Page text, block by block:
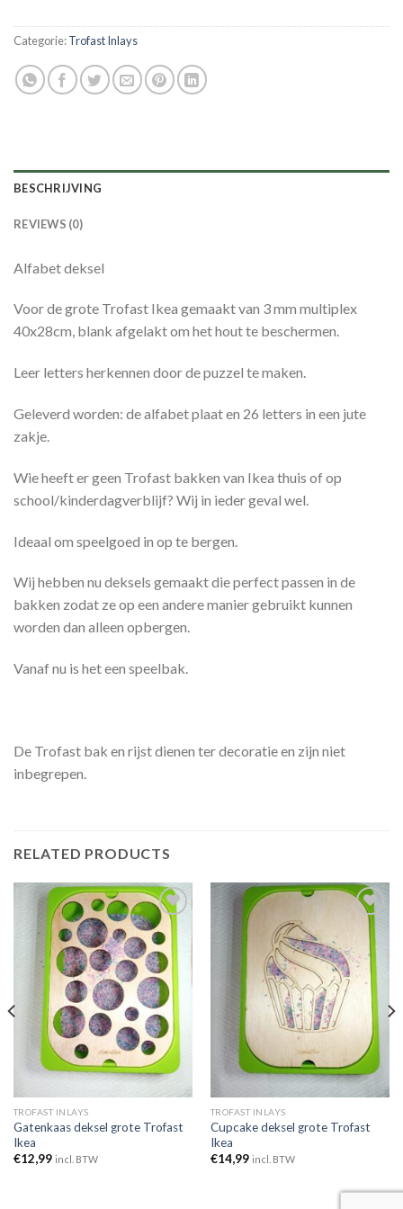
Categorie:Trofast Inlays
BESCHRIJVING
REVIEWS (0)
Alfabet deksel
Voor de grote Trofast Ikea gemaakt van 3 mm multiplex
40x28cm, blank afgelakt om het hout te beschermen.
Leer letters herkennen door de puzzel te maken.
Geleverd worden: de alfabet plaat en 26 letters in een jute
zakje.
Wie heeft er geen Trofast bakken van Ikea thuis of op
school/kinderdagverblijf? Wij in ieder geval wel.
Ideaal om speelgoed in op te bergen.
Wij hebben nu deksels gemaakt die perfect passen in de
bakken zodat ze op een andere manier gebruikt kunnen
worden dan alleen opbergen.
Vanaf nu is het een speelbak.
De Trofast bak en rijst dienen ter decoratie en zijn niet
inbegrepen.
RELATED PRODUCTS
Toevoegen
aan
verlanglijst
TROFAST INLAYS
Gatenkaas deksel grote Trofast
Ikea
€12,99 incl. BTW
Toevoegen
aan
verlanglijst
TROFAST INLAYS
Cupcake deksel grote Trofast
Ikea
€14,99 incl. BTW